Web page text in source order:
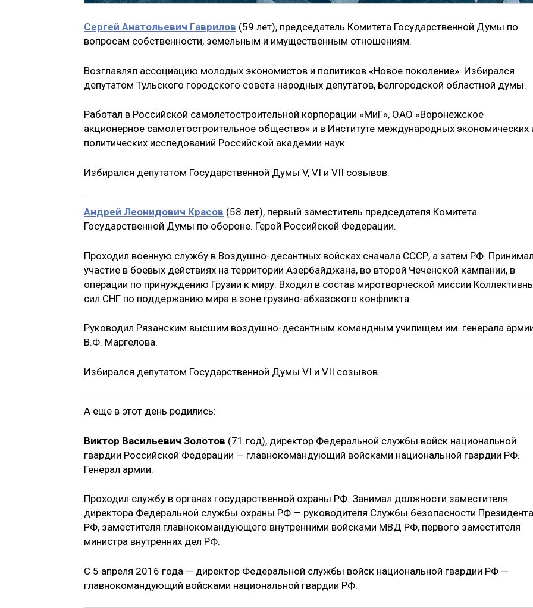
Сергей Анатольевич Гаврилов (59 лет), председатель Комитета Государственной Думы по
вопросам собственности, земельным и имущественным отношениям.
Возглавлял ассоциацию молодых экономистов и политиков «Новое поколение». Избирался
депутатом Тульского городского совета народных депутатов, Белгородской областной думы.
Работал в Российской самолетостроительной корпорации «МиГ», ОАО «Воронежское
акционерное самолетостроительное общество» и в Институте международных экономических
политических исследований Российской академии наук.
Избирался депутатом Государственной Думы V, VI и VII созывов.
Андрей Леонидович Красов (58 лет), первый заместитель председателя Комитета
Государственной Думы по обороне. Герой Российской Федерации.
Проходил военную службу в Воздушно-десантных войсках сначала СССР, а затем РФ.
участие в боевых действиях на территории Азербайджана, во второй Чеченской кампании, в
операции по принуждению Грузии к миру. Входил в состав миротворческой миссии
сил СНГ по поддержанию мира в зоне грузино-абхазского конфликта.
Руководил Рязанским высшим воздушно-десантным командным училищем им. генерала
В.Ф. Маргелова.
Избирался депутатом Государственной Думы VI и VII созывов.
А еще в этот день родились:
Виктор Васильевич Золотов (71 год), директор Федеральной службы войск национальной
гвардии Российской Федерации — главнокомандующий войсками национальной гвардии РФ.
Генерал армии.
Проходил службу в органах государственной охраны РФ. Занимал должности заместителя
директора Федеральной службы охраны РФ — руководителя Службы безопасности Президента
РФ, заместителя главнокомандующего внутренними войсками МВД РФ, первого заместителя
министра внутренних дел РФ.
С 5 апреля 2016 года — директор Федеральной службы войск национальной гвардии РФ —
главнокомандующий войсками национальной гвардии РФ.